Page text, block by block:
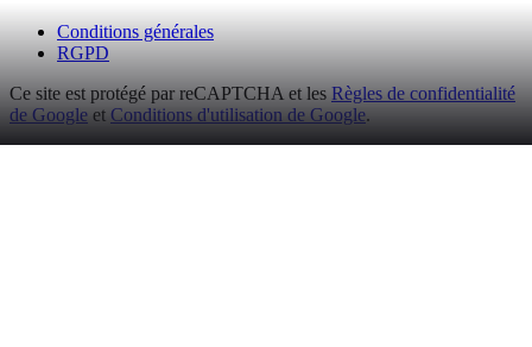
Conditions générales
RGPD
Ce site est protégé par reCAPTCHA et les Règles de confidentialité
de Google et Conditions d'utilisation de Google.